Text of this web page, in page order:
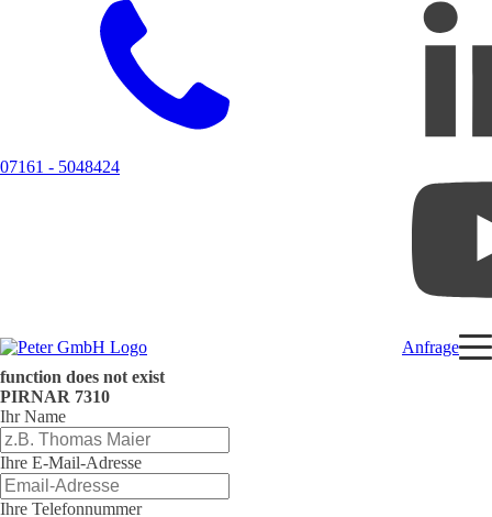
07161 - 5048424
Anfrage
function does not exist
PIRNAR 7310
Ihr Name
Ihre E-Mail-Adresse
Ihre Telefonnummer